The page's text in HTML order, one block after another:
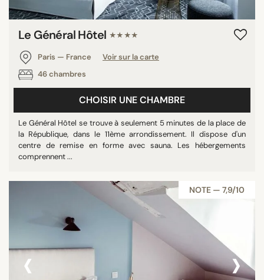
Le Général Hôtel ★★★★
Paris — France
Voir sur la carte
46 chambres
CHOISIR UNE CHAMBRE
Le Général Hôtel se trouve à seulement 5 minutes de la place de
la République, dans le 11ème arrondissement. Il dispose d'un
centre de remise en forme avec sauna. Les hébergements
comprennent ...
NOTE — 7,9/10
‹ ›